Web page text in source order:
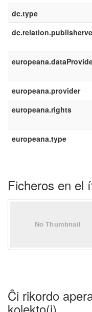
dc.type
europeana.provider
europeana.rights
europeana.type
Ficheros en el
Ĉi rikordo
kolekto(j)